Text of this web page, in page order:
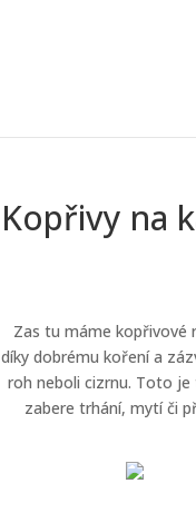
Kopřivy na
Zas tu máme kopřivové
díky dobrému koření a
roh neboli cizrnu. Toto je
zabere trhání, mytí či